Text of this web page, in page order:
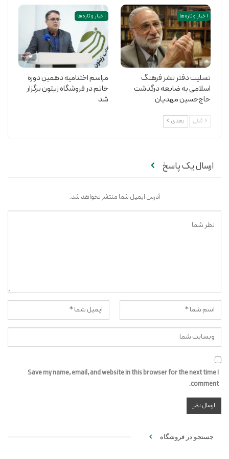
دکتر عبدالله نصری دیگر سخنران این مراسم با اشاره به سالها همراهی
و مراودت با علامه جعفری، شرح نهج البلاغه علامه را شرحی دارای روانی
و پیچیدگی توأمان دانست و با اشاره به ویراست جدید ترجمه و تفسیر
نهج البلاغه گفت که این ویراست با زدودن برخی غموض و پیچیدگی ها
صادق علیه السلام، تأسیس دانشگاه امام صادق علیه السلام را صدقه
جاریه و باقیات صالحات آن مرحوم دانست که نمونه آن تدریس نهج
البلاغه علامع جعفری در دانشگاه امام صادق علیه السلام است.
استاد فاطمی نیا انس با نهج البلاغه را یکی از راه های آرامش و تقرب به
خدای متعال بر شمرد و با ذکر نقل قولهایی از بزرگان اهل سنت از جمله
شیخ محمد عبدو، عالم شهیر مصری در وصف نهج البلاغه، همگان
خصوصاً جوانان و دانشجویان را به انس دائمی با سخنان امیر المومنین
علیه السلام توصیه کرد.
اخبار و تازه ها
تسلیت دفتر نشر فرهنگ
اسلامی به ضایعه درگذشت
حاج‌حسین مهدیان
اخبار و تازه ها
مراسم اختتامیه دهمین دوره
خاتم در فروشگاه زیتون برگزار
شد
قبلی بعدی
ارسال یک پاسخ
آدرس ایمیل شما منتشر نخواهد شد.
Save my name, email, and website in this browser for the next time I
comment.
جستجو در فروشگاه